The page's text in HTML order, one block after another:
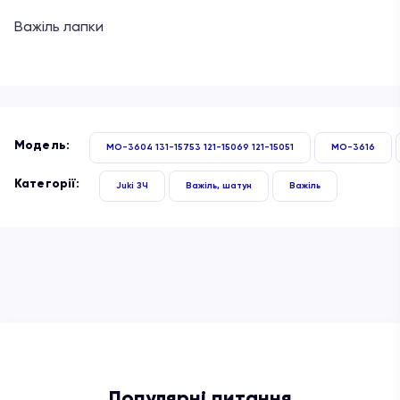
Важіль лапки
Модель: MO-3604 131-15753 121-15069 121-15051 MO-3616
Категорії: Juki ЗЧ Важіль, шатун Важіль